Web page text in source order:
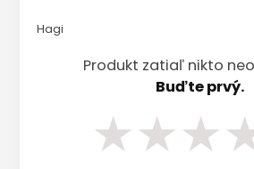
Hagi
Produkt zatiaľ nikto
Buďte prvý.
★★★